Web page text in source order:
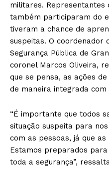
militares. Representantes
também participaram do
tiveram a chance de
suspeitas. O coordenador
Segurança Pública de
coronel Marcos Oliveira,
que se pensa, as ações
de maneira integrada com
“É importante que todos
situação suspeita para
com as pessoas, já que
Estamos preparados
toda a segurança”,